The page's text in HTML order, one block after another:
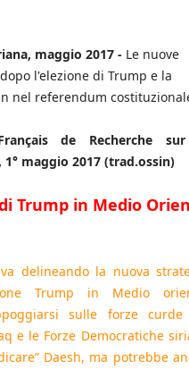
maggio 2017 - Le nuove
l'elezione di Trump e la
nel referendum
de Recherche
1° maggio 2017 (trad.ossin)
Trump in Medio
delineando la nuova
Trump in Medio
sulle forze
e le Forze Democratiche
Daesh, ma potrebbe